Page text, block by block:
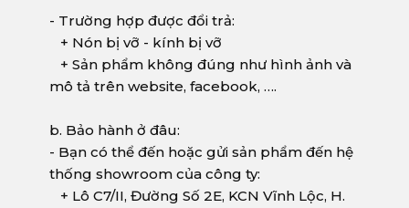
- Trường hợp được đổi trả:
+ Nón bị vỡ - kính bị vỡ
+ Sản phẩm không đúng như hình ảnh và
mô tả trên website, facebook, ….
b. Bảo hành ở đâu:
- Bạn có thể đến hoặc gửi sản phẩm đến hệ
thống showroom của công ty:
+ Lô C7/II, Đường Số 2E, KCN Vĩnh Lộc, H.